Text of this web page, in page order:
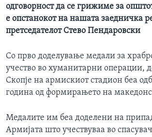
одговорност да се грижиме за
е опстанокот на нашата заедничка
претседателот Стево Пендаровски
Со прво доделување медали за
учество во хуманитарни операции,
Скопје на армискиот стадион беа
година од формирањето на
Медалите им беа доделени на
Армијата што учествуваа во